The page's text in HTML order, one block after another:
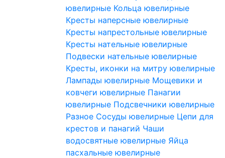
ювелирные Кольца ювелирные
Кресты наперсные ювелирные
Кресты напрестольные ювелирные
Кресты нательные ювелирные
Подвески нательные ювелирные
Кресты, иконки на митру ювелирные
Лампады ювелирные Мощевики и
ковчеги ювелирные Панагии
ювелирные Подсвечники ювелирные
Разное Сосуды ювелирные Цепи для
крестов и панагий Чаши
водосвятные ювелирные Яйца
пасхальные ювелирные